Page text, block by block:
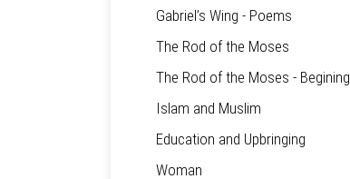
Gabriel’s Wing - Poems
The Rod of the Moses
The Rod of the Moses - Begining
Islam and Muslim
Education and Upbringing
Woman